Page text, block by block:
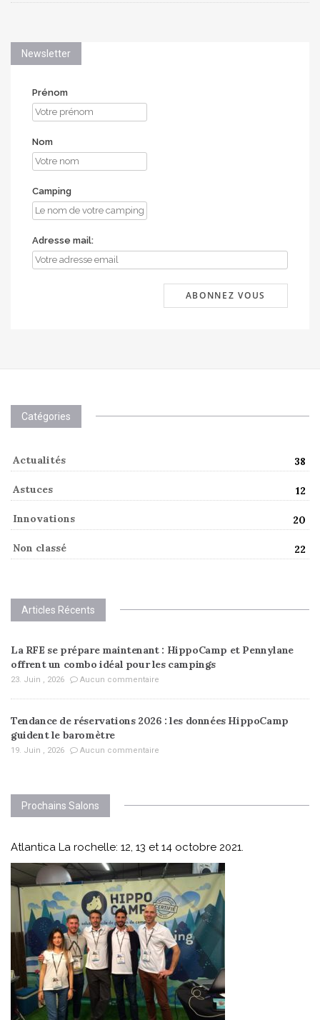
Newsletter
Prénom
Nom
Camping
Adresse mail:
Catégories
Actualités 38
Astuces 12
Innovations 20
Non classé 22
Articles Récents
La RFE se prépare maintenant : HippoCamp et Pennylane
offrent un combo idéal pour les campings
23. Juin , 2026 Aucun commentaire
Tendance de réservations 2026 : les données HippoCamp
guident le baromètre
19. Juin , 2026 Aucun commentaire
Prochains Salons
Atlantica La rochelle: 12, 13 et 14 octobre 2021.